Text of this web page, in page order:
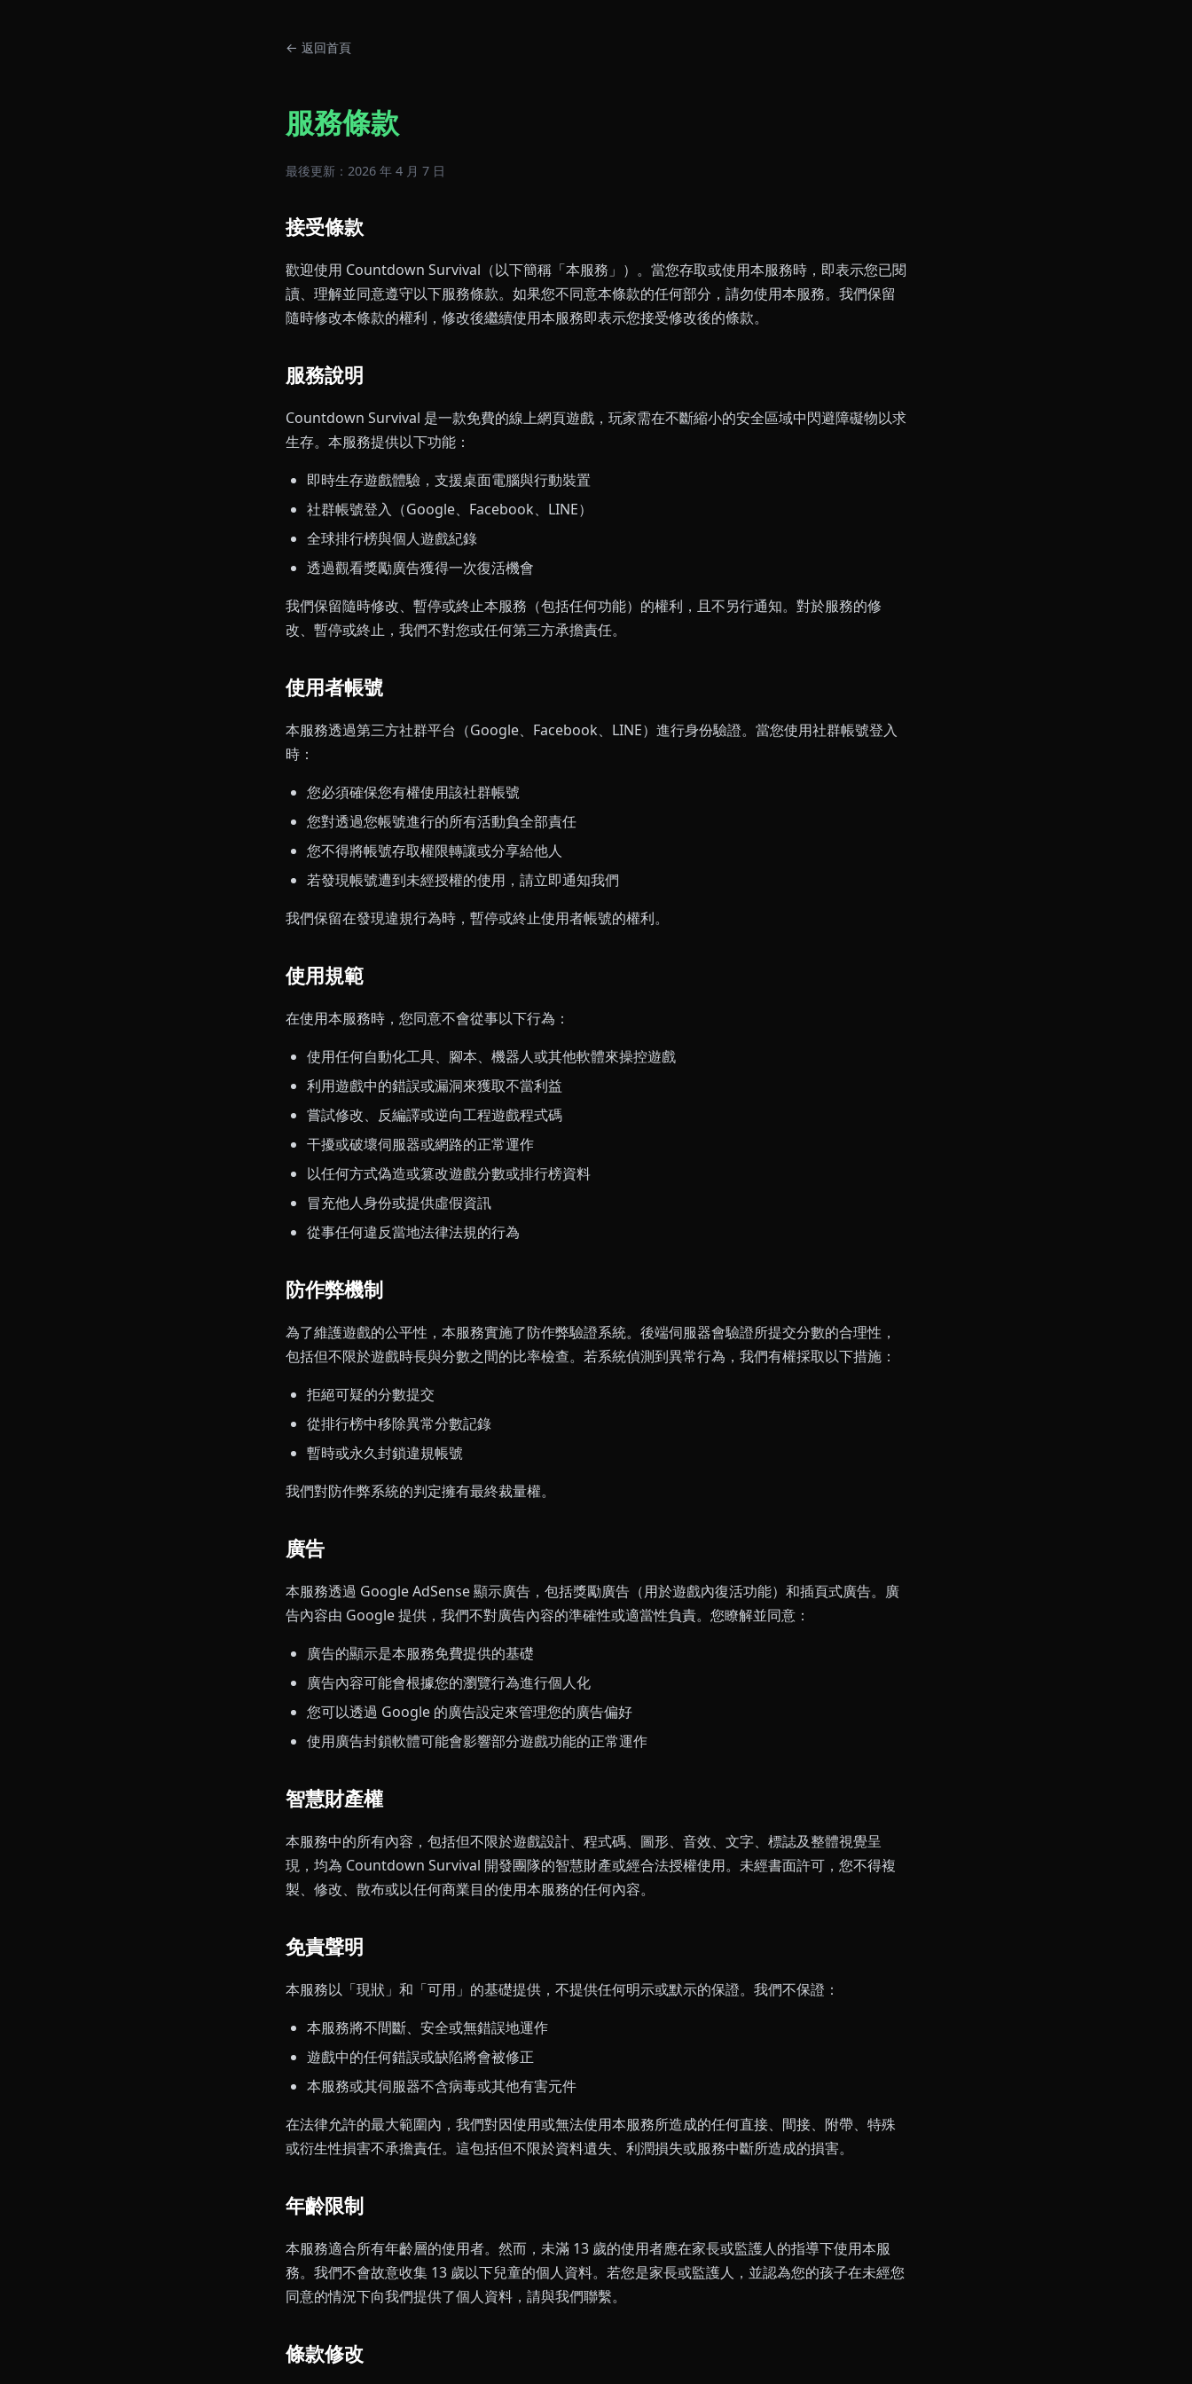
← 返回首頁
服務條款
最後更新：2026 年 4 月 7 日
接受條款
歡迎使用 Countdown Survival（以下簡稱「本服務」）。當您存取或使用本服務時，即表示您已閱
讀、理解並同意遵守以下服務條款。如果您不同意本條款的任何部分，請勿使用本服務。我們保留
隨時修改本條款的權利，修改後繼續使用本服務即表示您接受修改後的條款。
服務說明
Countdown Survival 是一款免費的線上網頁遊戲，玩家需在不斷縮小的安全區域中閃避障礙物以求
生存。本服務提供以下功能：
即時生存遊戲體驗，支援桌面電腦與行動裝置
社群帳號登入（Google、Facebook、LINE）
全球排行榜與個人遊戲紀錄
透過觀看獎勵廣告獲得一次復活機會
我們保留隨時修改、暫停或終止本服務（包括任何功能）的權利，且不另行通知。對於服務的修
改、暫停或終止，我們不對您或任何第三方承擔責任。
使用者帳號
本服務透過第三方社群平台（Google、Facebook、LINE）進行身份驗證。當您使用社群帳號登入
時：
您必須確保您有權使用該社群帳號
您對透過您帳號進行的所有活動負全部責任
您不得將帳號存取權限轉讓或分享給他人
若發現帳號遭到未經授權的使用，請立即通知我們
我們保留在發現違規行為時，暫停或終止使用者帳號的權利。
使用規範
在使用本服務時，您同意不會從事以下行為：
使用任何自動化工具、腳本、機器人或其他軟體來操控遊戲
利用遊戲中的錯誤或漏洞來獲取不當利益
嘗試修改、反編譯或逆向工程遊戲程式碼
干擾或破壞伺服器或網路的正常運作
以任何方式偽造或篡改遊戲分數或排行榜資料
冒充他人身份或提供虛假資訊
從事任何違反當地法律法規的行為
防作弊機制
為了維護遊戲的公平性，本服務實施了防作弊驗證系統。後端伺服器會驗證所提交分數的合理性，
包括但不限於遊戲時長與分數之間的比率檢查。若系統偵測到異常行為，我們有權採取以下措施：
拒絕可疑的分數提交
從排行榜中移除異常分數記錄
暫時或永久封鎖違規帳號
我們對防作弊系統的判定擁有最終裁量權。
廣告
本服務透過 Google AdSense 顯示廣告，包括獎勵廣告（用於遊戲內復活功能）和插頁式廣告。廣
告內容由 Google 提供，我們不對廣告內容的準確性或適當性負責。您瞭解並同意：
廣告的顯示是本服務免費提供的基礎
廣告內容可能會根據您的瀏覽行為進行個人化
您可以透過 Google 的廣告設定來管理您的廣告偏好
使用廣告封鎖軟體可能會影響部分遊戲功能的正常運作
智慧財產權
本服務中的所有內容，包括但不限於遊戲設計、程式碼、圖形、音效、文字、標誌及整體視覺呈
現，均為 Countdown Survival 開發團隊的智慧財產或經合法授權使用。未經書面許可，您不得複
製、修改、散布或以任何商業目的使用本服務的任何內容。
免責聲明
本服務以「現狀」和「可用」的基礎提供，不提供任何明示或默示的保證。我們不保證：
本服務將不間斷、安全或無錯誤地運作
遊戲中的任何錯誤或缺陷將會被修正
本服務或其伺服器不含病毒或其他有害元件
在法律允許的最大範圍內，我們對因使用或無法使用本服務所造成的任何直接、間接、附帶、特殊
或衍生性損害不承擔責任。這包括但不限於資料遺失、利潤損失或服務中斷所造成的損害。
年齡限制
本服務適合所有年齡層的使用者。然而，未滿 13 歲的使用者應在家長或監護人的指導下使用本服
務。我們不會故意收集 13 歲以下兒童的個人資料。若您是家長或監護人，並認為您的孩子在未經您
同意的情況下向我們提供了個人資料，請與我們聯繫。
條款修改